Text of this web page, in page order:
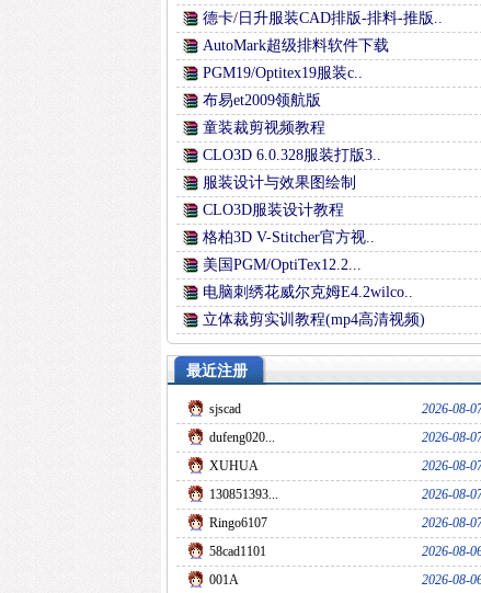
德卡/日升服装CAD排版-排料-推版..
AutoMark超级排料软件下载
PGM19/Optitex19服装c..
布易et2009领航版
童装裁剪视频教程
CLO3D 6.0.328服装打版3..
服装设计与效果图绘制
CLO3D服装设计教程
格柏3D V-Stitcher官方视..
美国PGM/OptiTex12.2...
电脑刺绣花威尔克姆E4.2wilco..
立体裁剪实训教程(mp4高清视频)
最近注册
2026-08-
sjscad
2026-08-
dufeng020...
2026-08-
XUHUA
2026-08-
130851393...
2026-08-
Ringo6107
2026-08-
58cad1101
2026-08-
001A